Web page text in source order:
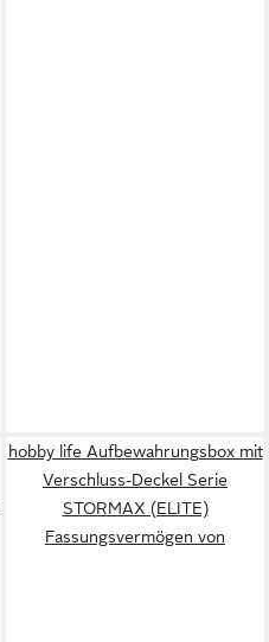
hobby life Aufbewahrungsbox mit
Verschluss-Deckel Serie
STORMAX (ELITE)
Fassungsvermögen von